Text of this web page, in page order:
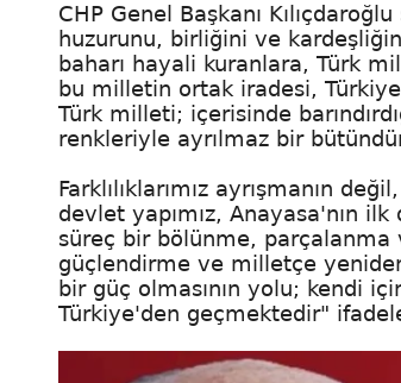
CHP Genel Başkanı
huzurunu, birliğini ve
baharı hayali kuranlara, Türk
bu milletin ortak iradesi,
Türk milleti; içerisinde
renkleriyle ayrılmaz bir
Farklılıklarımız ayrışmanın
devlet yapımız, Anayasa'nın
süreç bir bölünme, parçalanma
güçlendirme ve milletçe
bir güç olmasının yolu; kendi
Türkiye'den geçmektedir"